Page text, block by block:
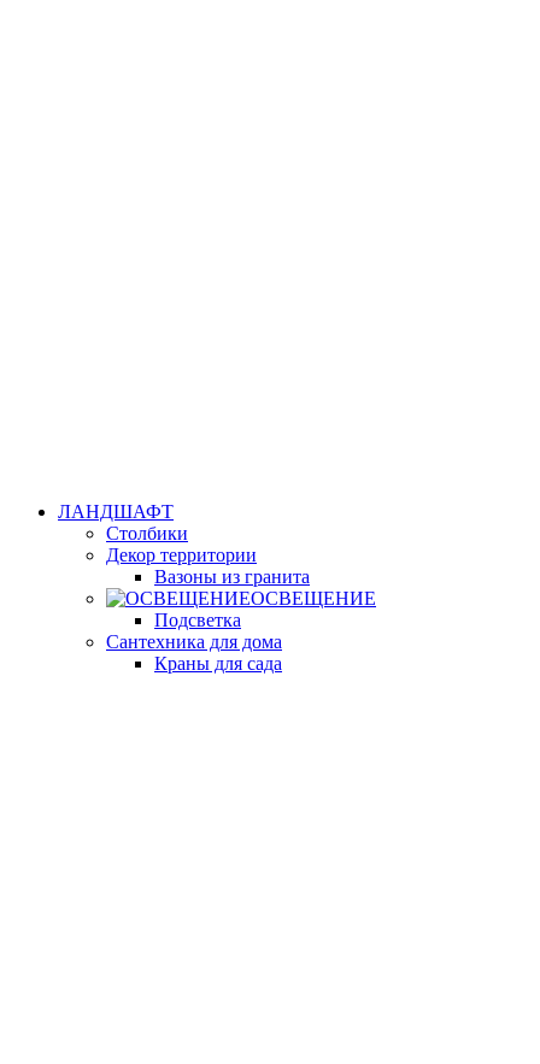
ЛАНДШАФТ
Столбики
Декор территории
Вазоны из гранита
ОСВЕЩЕНИЕ
Подсветка
Сантехника для дома
Краны для сада